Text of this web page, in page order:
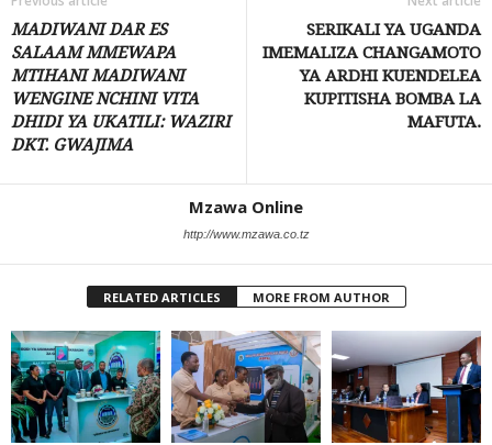
MADIWANI DAR ES
SALAAM MMEWAPA
MTIHANI MADIWANI
WENGINE NCHINI VITA
DHIDI YA UKATILI: WAZIRI
DKT. GWAJIMA
SERIKALI YA UGANDA
IMEMALIZA CHANGAMOTO
YA ARDHI KUENDELEA
KUPITISHA BOMBA LA
MAFUTA.
Mzawa Online
http://www.mzawa.co.tz
RELATED ARTICLES MORE FROM AUTHOR